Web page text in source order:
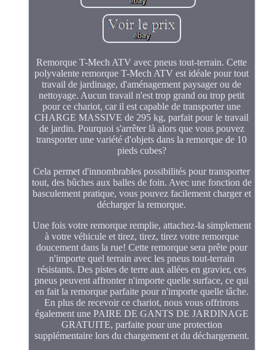
Remorque T-Mech ATV avec pneus tout-terrain. Cette
polyvalente remorque T-Mech ATV est idéale pour tout
travail de jardinage, d'aménagement paysager ou de
nettoyage. Aucun travail n'est trop grand ou trop petit
pour ce chariot, car il est capable de transporter une
CHARGE MASSIVE de 295 kg, parfait pour le travail
de jardin. Pourquoi s'arrêter là alors que vous pouvez
transporter une variété d'objets dans la remorque de 10
pieds cubes?
Cela permet d'innombrables possibilités pour transporter
tout, des bûches aux balles de foin. Avec une fonction de
basculement pratique, vous pouvez facilement charger et
décharger la remorque.
Une fois votre remorque remplie, attachez-la simplement
à votre véhicule et tirez, tirez, tirez votre remorque
doucement dans la rue! Cette remorque sera prête pour
n'importe quel terrain avec les pneus tout-terrain
résistants. Des pistes de terre aux allées en gravier, ces
pneus peuvent affronter n'importe quelle surface, ce qui
en fait la remorque parfaite pour n'importe quelle tâche.
En plus de recevoir ce chariot, nous vous offrirons
également une PAIRE DE GANTS DE JARDINAGE
GRATUITE, parfaite pour une protection
supplémentaire lors du chargement et du déchargement.